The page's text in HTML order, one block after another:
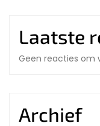
Laatste
Geen reacties om
Archief